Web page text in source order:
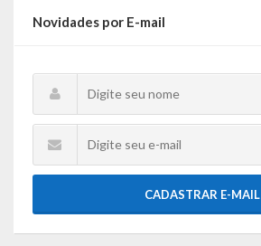
Novidades por E-mail
CADASTRAR E-MAIL